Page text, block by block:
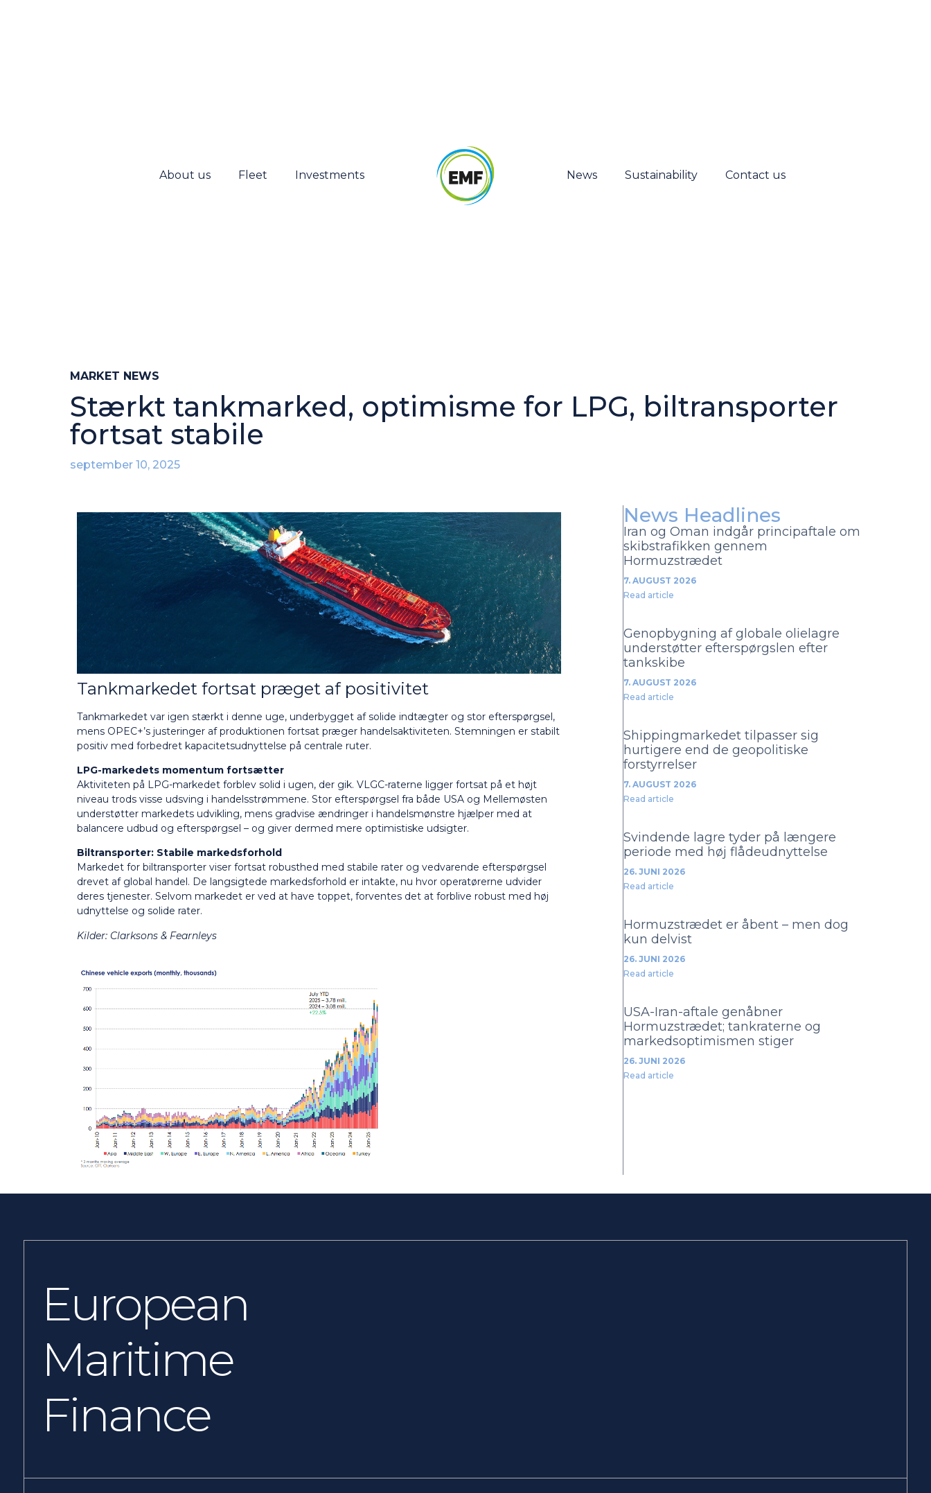
About us Fleet Investments News Sustainability Contact us
MARKET NEWS
Stærkt tankmarked, optimisme for LPG, biltransporter
fortsat stabile
september 10, 2025
Tankmarkedet fortsat præget af positivitet
Tankmarkedet var igen stærkt i denne uge, underbygget af solide indtægter og stor efterspørgsel,
mens OPEC+’s justeringer af produktionen fortsat præger handelsaktiviteten. Stemningen er stabilt
positiv med forbedret kapacitetsudnyttelse på centrale ruter.
LPG-markedets momentum fortsætter
Aktiviteten på LPG-markedet forblev solid i ugen, der gik. VLGC-raterne ligger fortsat på et højt
niveau trods visse udsving i handelsstrømmene. Stor efterspørgsel fra både USA og Mellemøsten
understøtter markedets udvikling, mens gradvise ændringer i handelsmønstre hjælper med at
balancere udbud og efterspørgsel – og giver dermed mere optimistiske udsigter.
Biltransporter: Stabile markedsforhold
Markedet for biltransporter viser fortsat robusthed med stabile rater og vedvarende efterspørgsel
drevet af global handel. De langsigtede markedsforhold er intakte, nu hvor operatørerne udvider
deres tjenester. Selvom markedet er ved at have toppet, forventes det at forblive robust med høj
udnyttelse og solide rater.
Kilder: Clarksons & Fearnleys
News Headlines
Iran og Oman indgår principaftale om
skibstrafikken gennem
Hormuzstrædet
7. AUGUST 2026
Read article
Genopbygning af globale olielagre
understøtter efterspørgslen efter
tankskibe
7. AUGUST 2026
Read article
Shippingmarkedet tilpasser sig
hurtigere end de geopolitiske
forstyrrelser
7. AUGUST 2026
Read article
Svindende lagre tyder på længere
periode med høj flådeudnyttelse
26. JUNI 2026
Read article
Hormuzstrædet er åbent – men dog
kun delvist
26. JUNI 2026
Read article
USA-Iran-aftale genåbner
Hormuzstrædet; tankraterne og
markedsoptimismen stiger
26. JUNI 2026
Read article
European
Maritime
Finance